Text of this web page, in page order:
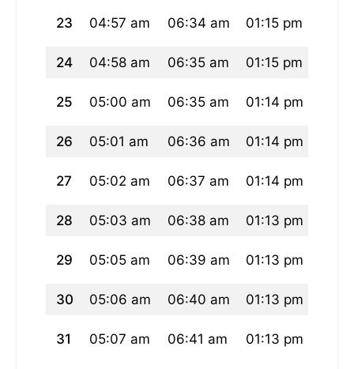
23 04:57 am 06:34 am 01:15 pm
24 04:58 am 06:35 am 01:15 pm
25 05:00 am 06:35 am 01:14 pm
26 05:01 am 06:36 am 01:14 pm
27 05:02 am 06:37 am 01:14 pm
28 05:03 am 06:38 am 01:13 pm
29 05:05 am 06:39 am 01:13 pm
30 05:06 am 06:40 am 01:13 pm
31 05:07 am 06:41 am 01:13 pm